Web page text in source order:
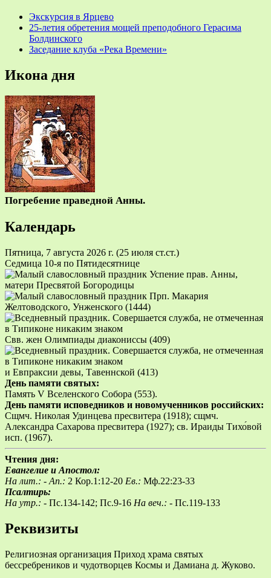
Экскурсия в Ярцево
25-летия обретения мощей преподобного Герасима
Болдинского
Заседание клуба «Река Времени»
Икона дня
Погребение праведной Анны.
Календарь
Пятница, 7 августа 2026 г. (25 июля ст.ст.)
Седмица 10-я по Пятидесятнице
Успение прав. Анны,
матери Пресвятой Богородицы
Прп. Макария
Желтоводского, Унженского (1444)
Свв. жен Олимпиады диакониссы (409)
и Евпраксии девы, Тавеннской (413)
День памяти святых:
Память V Вселенского Собора (553).
День памяти исповедников и новомученников российских:
Сщмч. Николая Удинцева пресвитера (1918); сщмч.
Александра Сахарова пресвитера (1927); св. Ираиды Тихо́вой
исп. (1967).
Чтения дня:
Евангелие и Апостол:
На лит.: - Ап.: 2 Кор.1:12-20 Ев.: Мф.22:23-33
Псалтирь:
На утр.: - Пс.134-142; Пс.9-16 На веч.: - Пс.119-133
Реквизиты
Религиозная организация Приход храма святых
бессребреников и чудотворцев Космы и Дамиана д. Жуково.